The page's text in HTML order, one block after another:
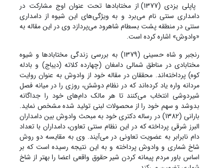
پاپلی یزدی (1377) از مختابادها تحت عنوان اوج مشارکت در
دامداری سنتی نام می‌برد و به ویژگی‌های این شیوه از دامداری
سنتی در منطقه پشت بسطام شاهرود می‌پردازد وی در این مقاله به
«وادوش» اشاره کرده است.
رنجبر و شاه حسینی (1379) به بررسی زندگی مختابادها و شیوه
مختابادی در مناطق شمالی دامغان (چهارده کلاته (دیباج) و بادله
کوه) پرداخته‌اند. محققان در مقاله خود از وادوش به عنوان روایت
مردانه واره یاد کرده‌اند که در نظام دوشش، روزی را در میانه فصل
شیردوشی انتخاب می‌کنند تا هر مالک دام‌های خود را جداگانه
بدوشد و سهم خود را از محصولات لبنی تولید شده مشخص نماید.
بارانی (1382) در رساله دکتری خود به مبحث وادوش بین دامداران
البرز شرقی پرداخته که در این نظام سنتی تعاون، دامداران با تعداد
دام نابرابر به عضویت تعاونی در می‌آیند. وی به مقایسه دو روش
شاخ شماری و وادوش پرداخته و به این نتیجه رسیده است که بر
اساس باور مردم پیمانه کردن شیر حقوق واقعی اعضا را بهتر از شاخ